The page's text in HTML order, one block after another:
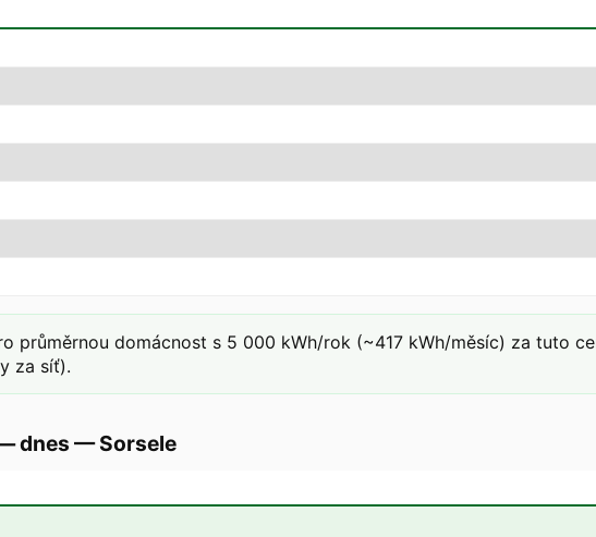
průměrnou domácnost s 5 000 kWh/rok (~417 kWh/měsíc) za tuto
za síť).
dnes —Sorsele